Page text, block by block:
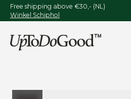
Free shipping above €30,-
Winkel Schiphol